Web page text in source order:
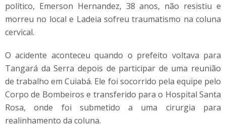
político, Emerson Hernandez, 38 anos, não resistiu e
morreu no local e Ladeia sofreu traumatismo na coluna
cervical.
O acidente aconteceu quando o prefeito voltava para
Tangará da Serra depois de participar de uma reunião
de trabalho em Cuiabá. Ele foi socorrido pela equipe pelo
Corpo de Bombeiros e transferido para o Hospital Santa
Rosa, onde foi submetido a uma cirurgia para
realinhamento da coluna.